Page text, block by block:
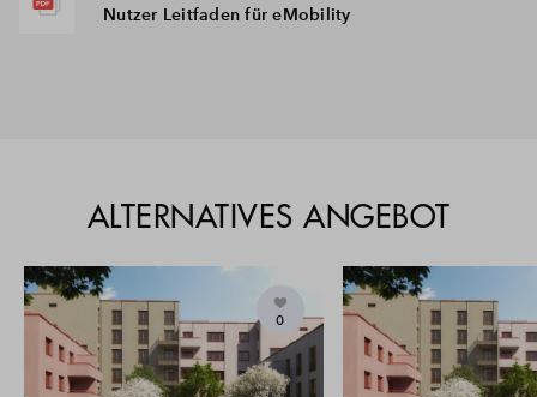
Nutzer Leitfaden für eMobility
ALTERNATIVES ANGEBOT
0